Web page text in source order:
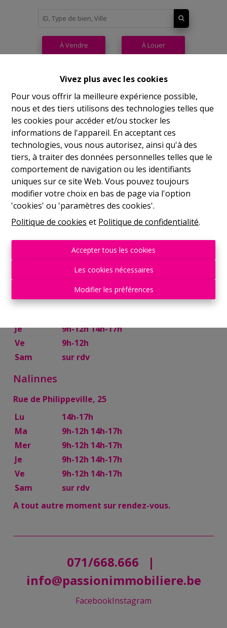
Vivez plus avec les cookies
Pour vous offrir la meilleure expérience possible,
nous et des tiers utilisons des technologies telles que
les cookies pour accéder et/ou stocker les
informations de l'appareil. En acceptant ces
technologies, vous nous autorisez, ainsi qu'à des
tiers, à traiter des données personnelles telles que le
comportement de navigation ou les identifiants
uniques sur ce site Web. Vous pouvez toujours
modifier votre choix en bas de page via l'option
'cookies' ou 'paramètres des cookies'.
Politique de cookies et Politique de confidentialité.
Accepter tous les cookies
Les cookies nécessaires
Modifier les préférences
À Vendre À Louer
Philippeville
Rue de France, 37
Lu
14h-17h
Ma
9h-12h 14h-17h
Mer
9h-12h 14h-17h
Je
9h-12h 14h-17h
Ve
9h-12h
Sam
10h-13h
14h-17h
Ma
9h-12h 14h-17h
Je
9h-12h 14h-17h
Ve
9h-12h
Sam
sur rdv
Nalinnes
Rue de Philippeville, 25
Lu
14h-17h
Ma
9h-12h 14h-17h
Mer
9h-12h 14h-17h
Je
9h-12h 14h-17h
Ve
9h-12h 14h-17h
Sam
sur rdv
A tout autre moment sur rendez-vous.
071/668.666
|
info@passionimmobiliere.be
FacebookInstagram